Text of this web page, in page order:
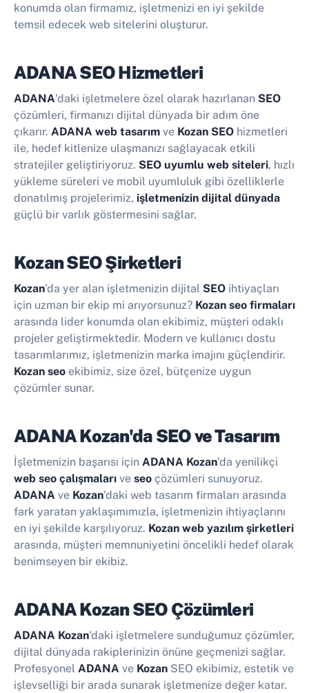
konumda olan firmamız, işletmenizi en iyi şekilde
temsil edecek web sitelerini oluşturur.
ADANA SEO Hizmetleri
ADANA'daki işletmelere özel olarak hazırlanan SEO
çözümleri, firmanızı dijital dünyada bir adım öne
çıkarır. ADANA web tasarım ve Kozan SEO hizmetleri
ile, hedef kitlenize ulaşmanızı sağlayacak etkili
stratejiler geliştiriyoruz. SEO uyumlu web siteleri, hızlı
yükleme süreleri ve mobil uyumluluk gibi özelliklerle
donatılmış projelerimiz, işletmenizin dijital dünyada
güçlü bir varlık göstermesini sağlar.
Kozan SEO Şirketleri
Kozan'da yer alan işletmenizin dijital SEO ihtiyaçları
için uzman bir ekip mi arıyorsunuz? Kozan seo firmaları
arasında lider konumda olan ekibimiz, müşteri odaklı
projeler geliştirmektedir. Modern ve kullanıcı dostu
tasarımlarımız, işletmenizin marka imajını güçlendirir.
Kozan seo ekibimiz, size özel, bütçenize uygun
çözümler sunar.
ADANA Kozan'da SEO ve Tasarım
İşletmenizin başarısı için ADANA Kozan'da yenilikçi
web seo çalışmaları ve seo çözümleri sunuyoruz.
ADANA ve Kozan'daki web tasarım firmaları arasında
fark yaratan yaklaşımımızla, işletmenizin ihtiyaçlarını
en iyi şekilde karşılıyoruz. Kozan web yazılım şirketleri
arasında, müşteri memnuniyetini öncelikli hedef olarak
benimseyen bir ekibiz.
ADANA Kozan SEO Çözümleri
ADANA Kozan'daki işletmelere sunduğumuz çözümler,
dijital dünyada rakiplerinizin önüne geçmenizi sağlar.
Profesyonel ADANA ve Kozan SEO ekibimiz, estetik ve
işlevselliği bir arada sunarak işletmenize değer katar.